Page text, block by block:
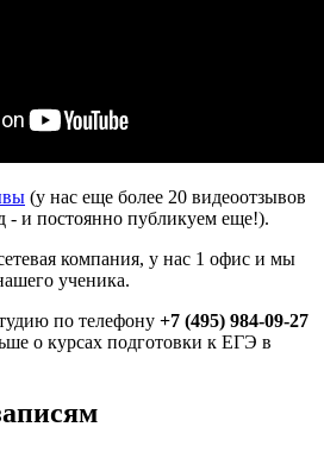
(у нас еще более 20 видеоотзывов
- и постоянно публикуем еще!).
компания, у нас 1 офис и мы
ученика.
по телефону +7 (495) 984-09-27
о курсах подготовки к ЕГЭ в